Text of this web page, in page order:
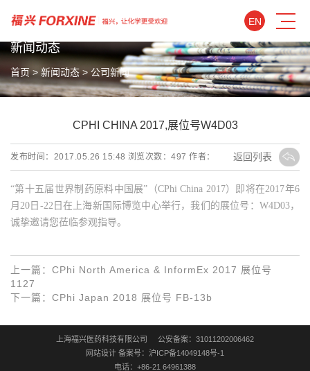
EN
NEWS
新闻动态
首页 > 新闻动态 > 公司新闻
CPHI CHINA 2017,展位号W4D03
发布时间：2017.05.26 15:48 浏览次数：497 作者： 返回列表
“第十五届世界制药原料中国展”（CPhi China 2017）即将在2017年6
月20日-22日在上海新国际博览中心举行，我们的展位号：W4D03，
诚挚邀请您莅临参观指导。
上一篇： CPhi North America & InformEx 2017 展位号
1127
下一篇： CPhi Japan 2018 展位号 FB-13b
上海福兴医药科技有限公司 公安备案： 31011202006462
网站设计 备案号：沪ICP备14049148号-1
电话：+86-21 64961388